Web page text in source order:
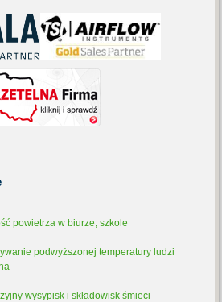
powietrza w biurze, szkole
podwyższonej temperatury ludzi
wysypisk i składowisk śmieci